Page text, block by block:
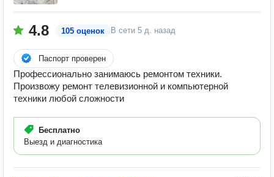
4.8 105 оценок В сети 5 д. назад
Паспорт проверен
Профессионально занимаюсь ремонтом техники.
Произвожу ремонт телевизионной и компьютерной
техники любой сложности
Бесплатно
Выезд и диагностика